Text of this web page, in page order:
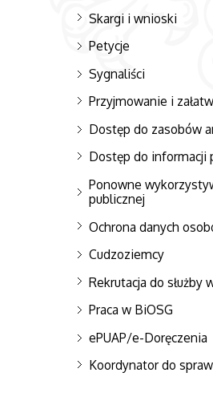
Skargi i wnioski
Petycje
Sygnaliści
Przyjmowanie i
Dostęp do zasobów
Dostęp do informacji
Ponowne
publicznej
Ochrona danych
Cudzoziemcy
Rekrutacja do służby
Praca w BiOSG
ePUAP/e-Doręczenia
Koordynator do